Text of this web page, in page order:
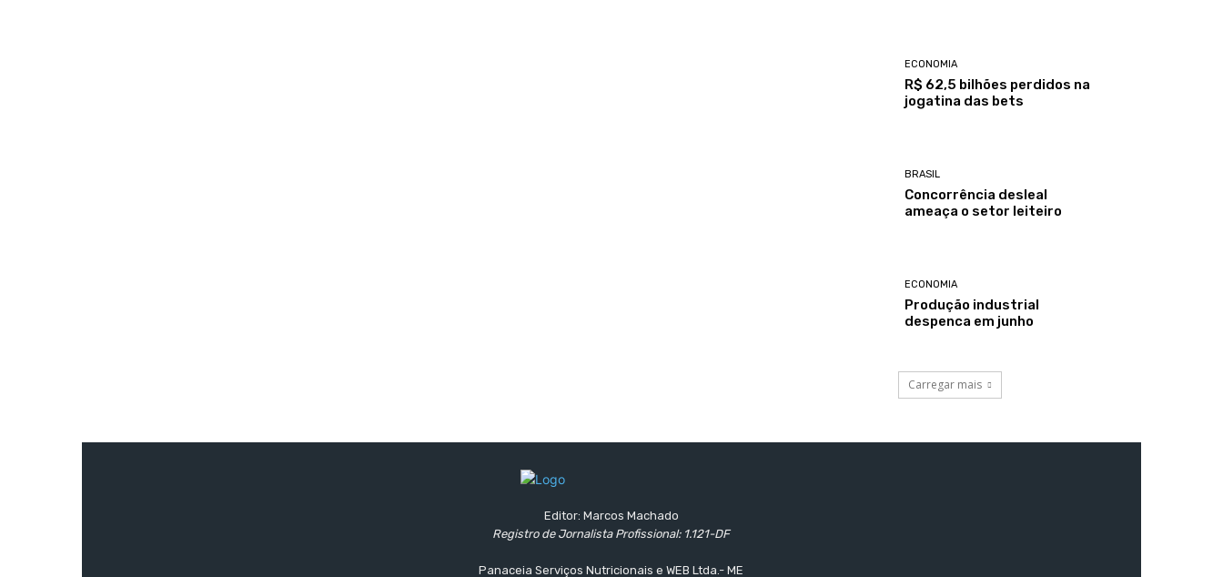
ECONOMIA
R$ 62,5 bilhões perdidos na
jogatina das bets
BRASIL
Concorrência desleal
ameaça o setor leiteiro
ECONOMIA
Produção industrial
despenca em junho
Carregar mais
Editor: Marcos Machado
Registro de Jornalista Profissional: 1.121-DF
Panaceia Serviços Nutricionais e WEB Ltda.- ME